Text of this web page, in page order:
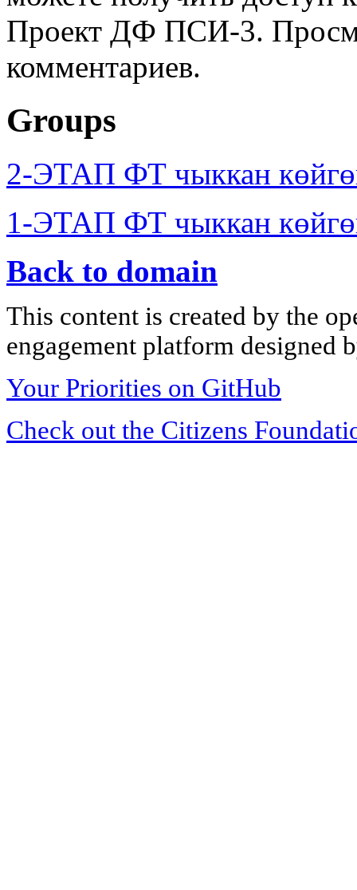
Проект ДФ ПСИ-3.
комментариев.
Groups
2-ЭТАП ФТ чыккан
1-ЭТАП ФТ чыккан
Back to domain
This content is created by the
engagement platform designed
Your Priorities on GitHub
Check out the Citizens